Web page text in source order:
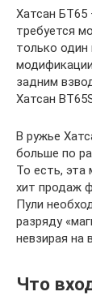
Хатсан
требуется
только
задним
Хатсан
В ружье
больше по
То есть, эта
хит продаж
Пули
разряду
невзирая на
Что